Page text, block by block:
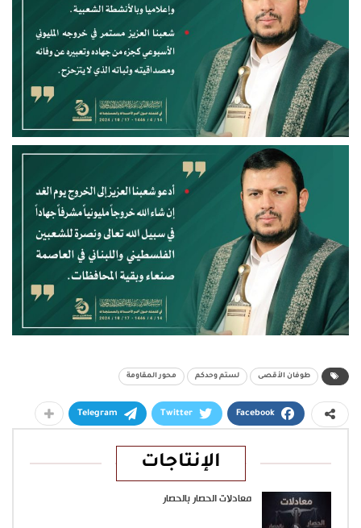
طوفان الأقصى لستم وحدكم محور المقاومة
Facebook
Twitter
Telegram
الإنتاجات
معادلات الحصار بالحصار